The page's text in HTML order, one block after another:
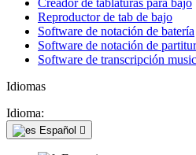
Reproductor de tab de bajo
Software de notación de batería
Software de notación de
Software de transcripción
Idiomas
Idioma:
Español 